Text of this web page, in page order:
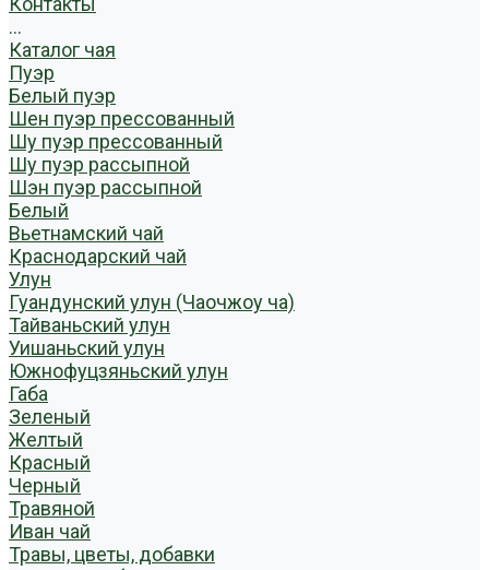
...
Каталог чая
Пуэр
Белый пуэр
Шен пуэр прессованный
Шу пуэр прессованный
Шу пуэр рассыпной
Шэн пуэр рассыпной
Белый
Вьетнамский чай
Краснодарский чай
Улун
Гуандунский улун (Чаочжоу ча)
Тайваньский улун
Уишаньский улун
Южнофуцзяньский улун
Габа
Зеленый
Желтый
Красный
Черный
Травяной
Иван чай
Травы, цветы, добавки